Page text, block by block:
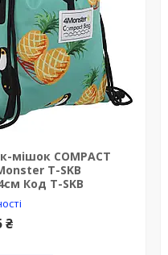
мішок COMPACT
T-SKB
Код T-SKB
₴